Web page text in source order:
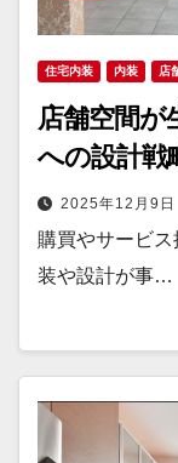
住宅内装 内装 店
店舗空間が
への設計戦
2025年12月9日
購買やサービ
装や設計が事…